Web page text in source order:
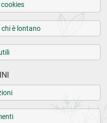
chi è lontano